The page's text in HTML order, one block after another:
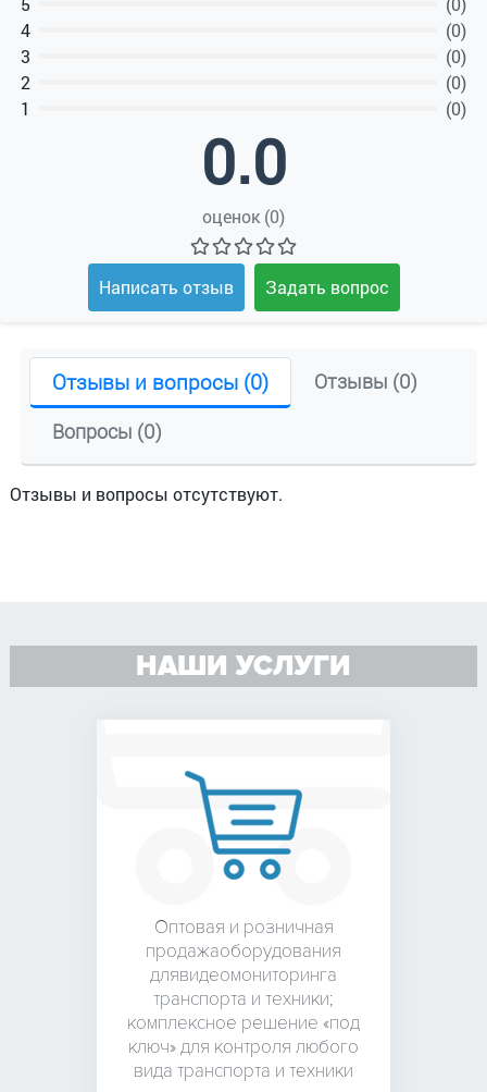
4
(0)
3
(0)
2
(0)
1
(0)
0.0
оценок (0)
Написать отзыв Задать вопрос
Отзывы и вопросы (0)
Отзывы (0)
Вопросы (0)
Отзывы и вопросы отсутствуют.
НАШИ УСЛУГИ
Оптовая и розничная
продажаоборудования
длявидеомониторинга
транспорта и техники;
комплексное решение «под
ключ» для контроля любого
вида транспорта и техники